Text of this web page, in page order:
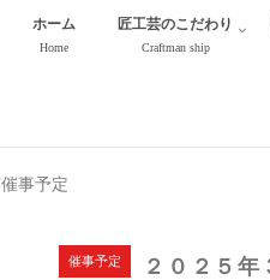
ホーム
Home
匠工芸のこだわり
Craftman ship
催事予定
催事予定
２０２５